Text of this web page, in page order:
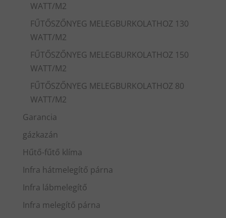
WATT/M2
FŰTŐSZŐNYEG MELEGBURKOLATHOZ 130
WATT/M2
FŰTŐSZŐNYEG MELEGBURKOLATHOZ 150
WATT/M2
FŰTŐSZŐNYEG MELEGBURKOLATHOZ 80
WATT/M2
Garancia
gázkazán
Hűtő-fűtő klíma
Infra hátmelegítő párna
Infra lábmelegítő
Infra melegítő párna